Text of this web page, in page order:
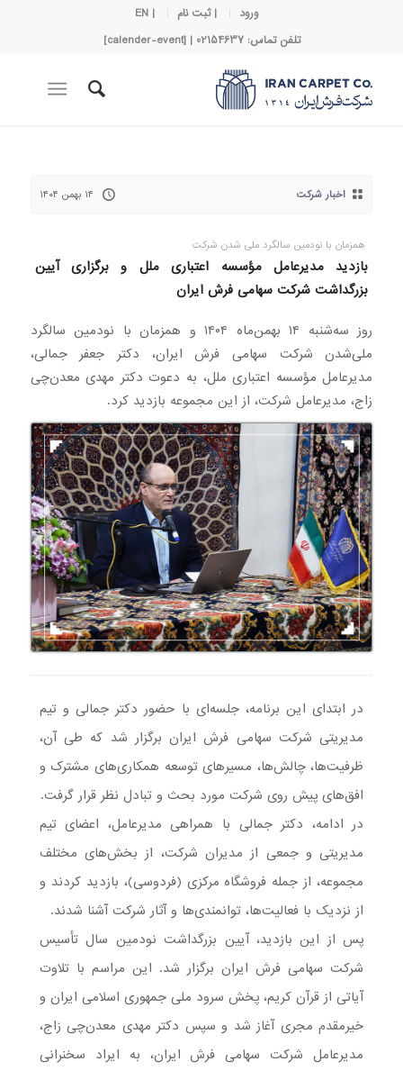
ورود | ثبت نام
| EN
تلفن تماس: 02154637 | [calender-event]
اخبار شرکت ۱۴ بهمن ۱۴۰۴
همزمان با نودمین سالگرد ملی شدن شرکت
بازدید مدیرعامل مؤسسه اعتباری ملل و برگزاری آیین
بزرگداشت شرکت سهامی فرش ایران
روز سه‌شنبه ۱۴ بهمن‌ماه ۱۴۰۴ و همزمان با نودمین سالگرد
ملی‌شدن شرکت سهامی فرش ایران، دکتر جعفر جمالی،
مدیرعامل مؤسسه اعتباری ملل، به دعوت دکتر مهدی معدن‌چی
زاج، مدیرعامل شرکت، از این مجموعه بازدید کرد.
در ابتدای این برنامه، جلسه‌ای با حضور دکتر جمالی و تیم
مدیریتی شرکت سهامی فرش ایران برگزار شد که طی آن،
ظرفیت‌ها، چالش‌ها، مسیرهای توسعه همکاری‌های مشترک و
افق‌های پیش روی شرکت مورد بحث و تبادل نظر قرار گرفت.
در ادامه، دکتر جمالی با همراهی مدیرعامل، اعضای تیم
مدیریتی و جمعی از مدیران شرکت، از بخش‌های مختلف
مجموعه، از جمله فروشگاه مرکزی (فردوسی)، بازدید کردند و
از نزدیک با فعالیت‌ها، توانمندی‌ها و آثار شرکت آشنا شدند.
پس از این بازدید، آیین بزرگداشت نودمین سال تأسیس
شرکت سهامی فرش ایران برگزار شد. این مراسم با تلاوت
آیاتی از قرآن کریم، پخش سرود ملی جمهوری اسلامی ایران و
خیرمقدم مجری آغاز شد و سپس دکتر مهدی معدن‌چی زاج،
مدیرعامل شرکت سهامی فرش ایران، به ایراد سخنرانی